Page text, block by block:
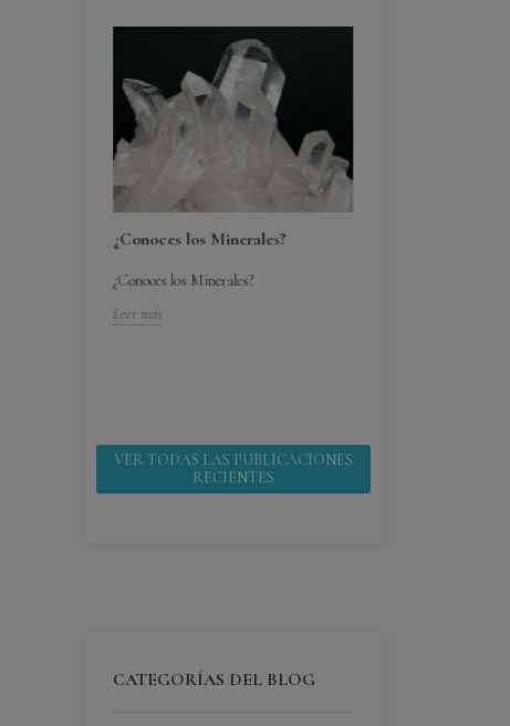
¿Conoces los Minerales?
¿Conoces los Minerales?
Leer más
VER TODAS LAS PUBLICACIONES
RECIENTES
CATEGORÍAS DEL BLOG